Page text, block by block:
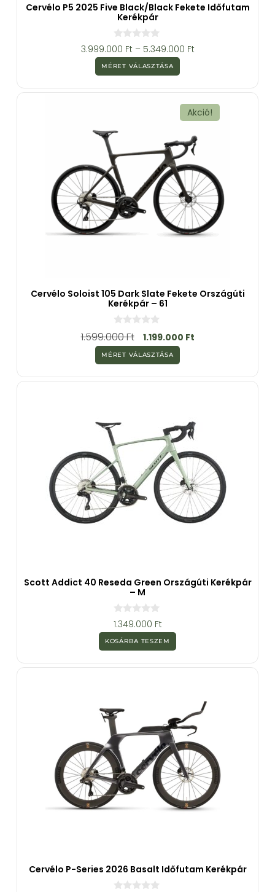
Cervélo P5 2025 Five Black/Black Fekete Időfutam
Kerékpár
0
a
z
5
b
3.999.000 Ft – 5.349.000 Ft
MÉRET VÁLASZTÁSA
Akció!
Cervélo Soloist 105 Dark Slate Fekete Országúti
Kerékpár – 61
0
a
5
-
b
ő
1.599.000Ft 1.199.000 Ft
MÉRET VÁLASZTÁSA
Scott Addict 40 Reseda Green Országúti Kerékpár
– M
0
a
z
5
b
1.349.000 Ft
KOSÁRBA TESZEM
Cervélo P-Series 2026 Basalt Időfutam Kerékpár